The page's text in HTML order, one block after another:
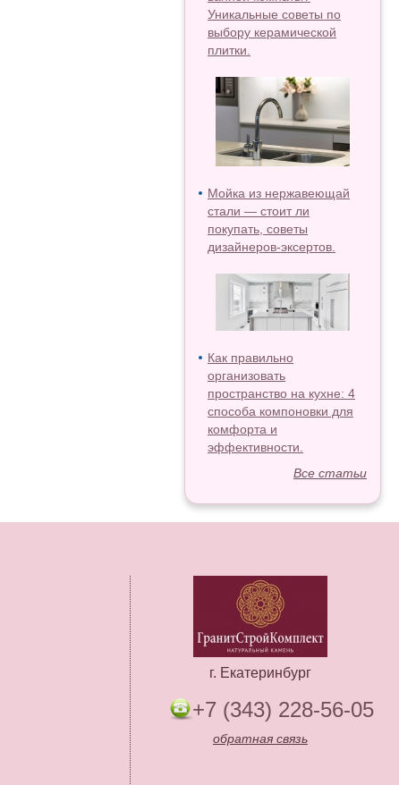
Уникальные советы по
выбору керамической
плитки.
Мойка из нержавеющай
стали — стоит ли
покупать, советы
дизайнеров-эксертов.
Как правильно
организовать
пространство на кухне: 4
способа компоновки для
комфорта и
эффективности.
Все статьи
г. Екатеринбург
+7 (343) 228-56-05
обратная связь